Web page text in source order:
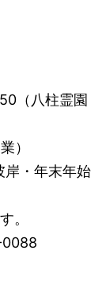
（八柱霊園
）
岸・年末年始
。